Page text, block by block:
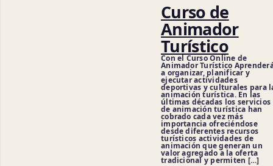
Curso de
Animador
Turístico
Con el Curso Online de
Animador Turístico
a organizar, planificar y
ejecutar actividades
deportivas y culturales para
animación turística. En las
últimas décadas los servicios
de animación turística han
cobrado cada vez más
importancia ofreciéndose
desde diferentes recursos
turísticos actividades de
animación que generan un
valor agregado a la oferta
tradicional y permiten […]